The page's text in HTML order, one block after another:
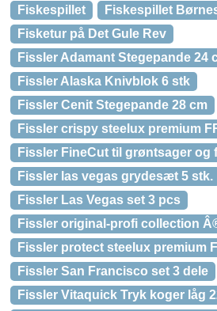
Fiskespillet
Fiskespillet
Fisketur på Det Gule Rev
Fissler Adamant Stegepande 24
Fissler Alaska Knivblok 6 stk
Fissler Cenit Stegepande 28 cm
Fissler crispy steelux premium
Fissler FineCut til grøntsager og
Fissler las vegas grydesæt 5 stk.
Fissler Las Vegas set 3 pcs
Fissler original-profi collection
Fissler protect steelux premium
Fissler San Francisco set 3 dele
Fissler Vitaquick Tryk koger låg